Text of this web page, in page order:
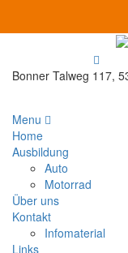
Bonner Talweg 117,
Menu
Home
Ausbildung
Auto
Motorrad
Über uns
Kontakt
Infomaterial
Links